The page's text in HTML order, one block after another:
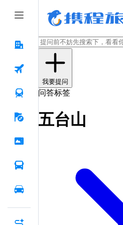
我要提问
问答标签
五台山